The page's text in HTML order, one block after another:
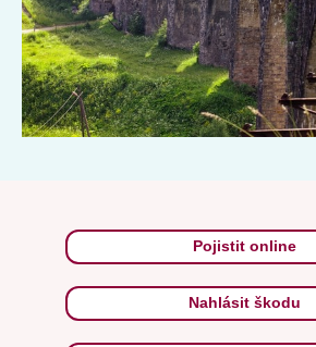
Pojistit online
Nahlásit škodu